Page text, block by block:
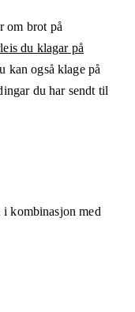
om brot på
du klagar på
kan også klage på
du har sendt til
i kombinasjon med